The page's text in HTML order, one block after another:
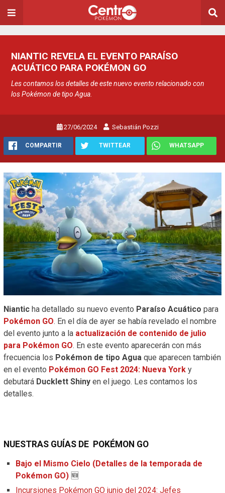
NIANTIC REVELA EL EVENTO PARAÍSO
ACUÁTICO PARA POKÉMON GO
Les contamos los detalles de este nuevo evento relacionado con
los Pokémon de tipo Agua.
27/06/2024 Sebastián Pozzi
COMPARTIR TWITTEAR WHATSAPP
Niantic ha detallado su nuevo evento Paraíso Acuático para
Pokémon GO. En el día de ayer se había revelado el nombre
del evento junto a la actualización de contenido de julio
para Pokémon GO. En este evento aparecerán con más
frecuencia los Pokémon de tipo Agua que aparecen también
en el evento Pokémon GO Fest 2024: Nueva York y
debutará Ducklett Shiny en el juego. Les contamos los
detalles.
NUESTRAS GUÍAS DE POKÉMON GO
Bajo el Mismo Cielo (Detalles de la temporada de
Pokémon GO) 🆕
Incursiones Pokémon GO junio del 2024: Jefes